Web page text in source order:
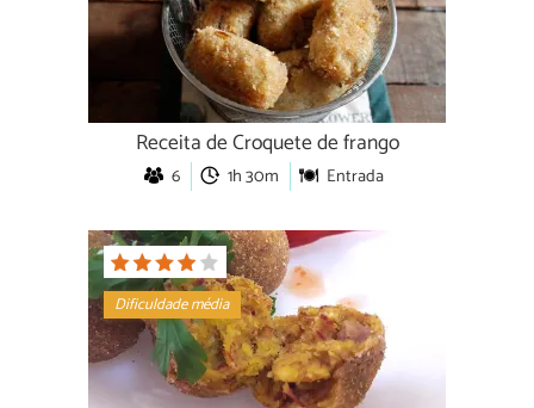
Receita de Croquete de frango
6 1h 30m Entrada
Dificuldade média